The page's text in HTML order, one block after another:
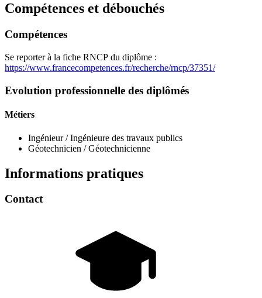
Compétences et débouchés
Compétences
Se reporter à la fiche RNCP du diplôme :
https://www.francecompetences.fr/recherche/rncp/37351/
Evolution professionnelle des diplômés
Métiers
Ingénieur / Ingénieure des travaux publics
Géotechnicien / Géotechnicienne
Informations pratiques
Contact